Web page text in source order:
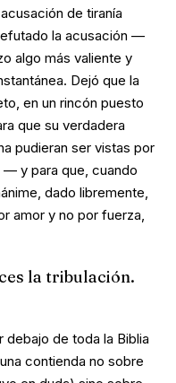
de tiranía
la acusación —
algo más valiente y
Dejó que la
en un rincón puesto
que su verdadera
pudieran ser vistas por
— y para que, cuando
dado libremente,
amor y no por fuerza,
la tribulación.
de toda la Biblia
contienda no sobre